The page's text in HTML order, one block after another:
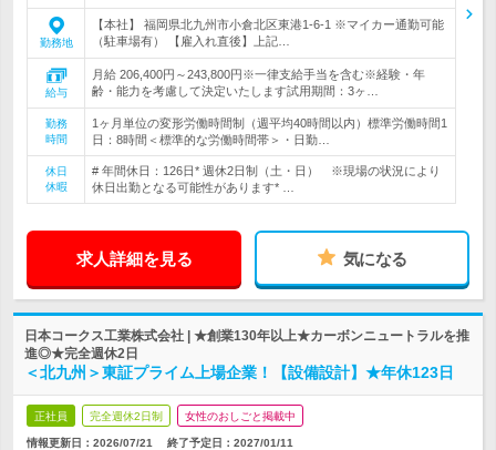
勤務地
【本社】 福岡県北九州市小倉北区東港1-6-1 ※マイカー通勤可能
（駐車場有） 【雇入れ直後】上記…
給与
月給 206,400円～243,800円※一律支給手当を含む※経験・年
齢・能力を考慮して決定いたします試用期間：3ヶ…
勤務
時間
1ヶ月単位の変形労働時間制（週平均40時間以内）標準労働時間1
日：8時間＜標準的な労働時間帯＞・日勤…
休日
休暇
# 年間休日：126日* 週休2日制（土・日） ※現場の状況により
休日出勤となる可能性があります* …
求人詳細を見る 気になる
日本コークス工業株式会社 | ★創業130年以上★カーボンニュートラルを推
進◎★完全週休2日
＜北九州＞東証プライム上場企業！【設備設計】★年休123日
正社員 完全週休2日制 女性のおしごと掲載中
情報更新日：2026/07/21 終了予定日： 2027/01/11